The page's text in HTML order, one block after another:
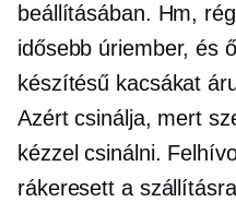
beállításában. Hm,
idősebb úriember, és
készítésű kacsákat
Azért csinálja, mert
kézzel csinálni.
rákeresett a